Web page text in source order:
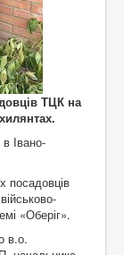
ТЦК на
Івано-
посадовців
«Оберіг».
в.о.